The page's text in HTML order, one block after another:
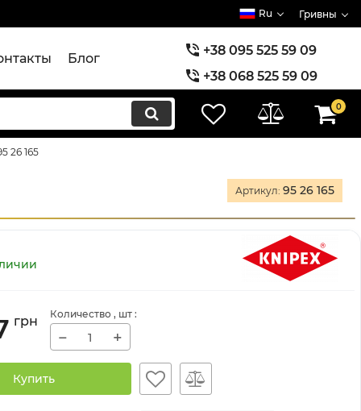
Ru Гривны
Блог
+38 095 525 59 09
+38 068 525 59 09
+38 073 525 59 09
0
26 165
Артикул: 95 26 165
грн Количество , шт :
− +
Купить